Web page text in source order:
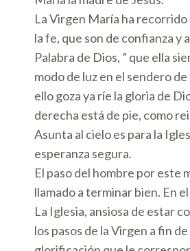
La Virgen María ha recorrido
la fe, que son de confianza y
Palabra de Dios, ” que ella
modo de luz en el sendero de
ello goza ya ríe la gloria de
derecha está de pie, como
Asunta al cielo es para la
esperanza segura.
El paso del hombre por este
llamado a terminar bien. En
La Iglesia, ansiosa de estar
los pasos de la Virgen a fin